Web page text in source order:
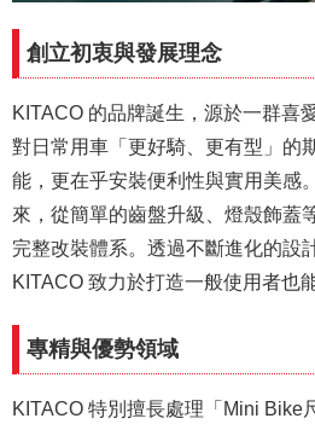
創立初衷與發展理念
KITACO 的品牌誕生，源於一群喜
對日常用車「更好騎、更有型」的
能，更在乎安裝便利性與實用美感
來，從簡單的齒盤升級、燈殼飾蓋
完整改裝體系。透過不斷進化的設
KITACO 致力於打造一般使用者也
專精與優勢領域
KITACO 特別擅長處理「Mini Bike